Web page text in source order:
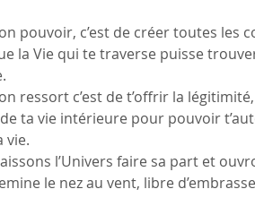
pouvoir, c’est de créer toutes les
la Vie qui te traverse puisse
ressort c’est de t’offrir la
ta vie intérieure pour pouvoir
vie.
l’Univers faire sa part et
le nez au vent, libre